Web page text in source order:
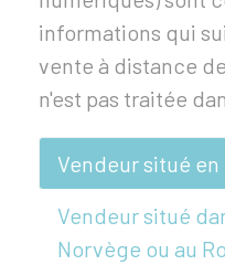
informations qui
vente à distance
n'est pas traitée
Vendeur situé en
Vendeur situé
Norvège ou au